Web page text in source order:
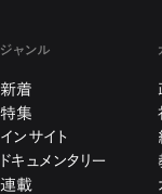
ジャンル
新着
特集
インサイト
ドキュメンタリー
連載